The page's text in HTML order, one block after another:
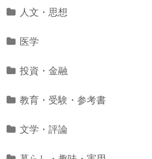
人文・思想
医学
投資・金融
教育・受験・参考書
文学・評論